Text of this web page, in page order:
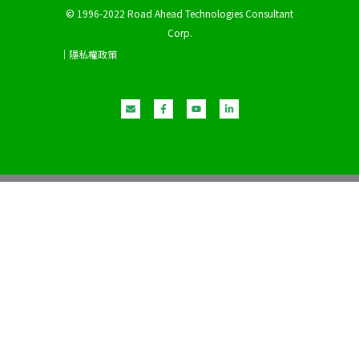
© 1996-2022 Road Ahead Technologies Consultant
Corp.
｜隱私權政策
n
v
e
a
c
e
f
o
u
t
i
n
k
i
n